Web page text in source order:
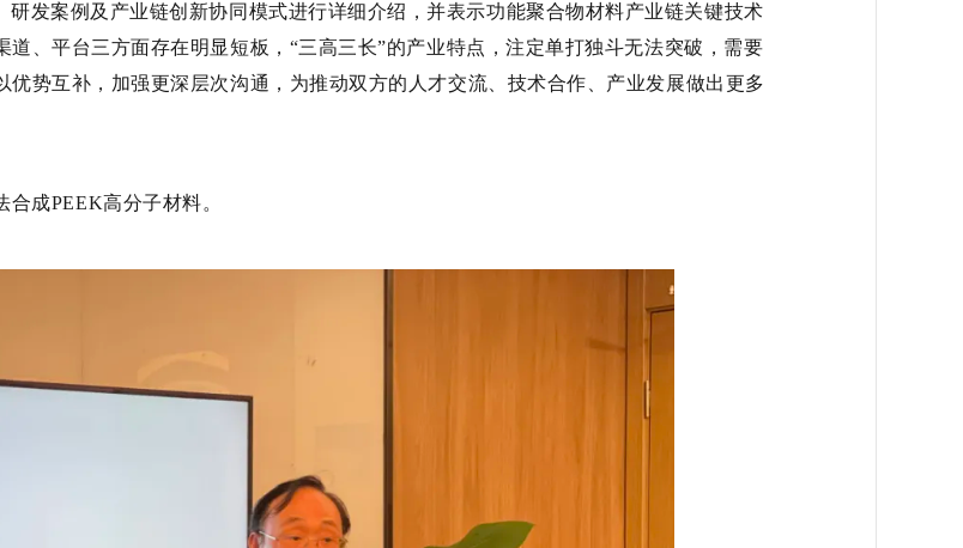
、研发案例及产业链创新协同模式进行详细介绍，并表示功能聚合物材料产业链关键技术
、平台三方面存在明显短板，“三高三长”的产业特点，注定单打独斗无法突破，需要
势互补，加强更深层次沟通，为推动双方的人才交流、技术合作、产业发展做出更多
成PEEK高分子材料。